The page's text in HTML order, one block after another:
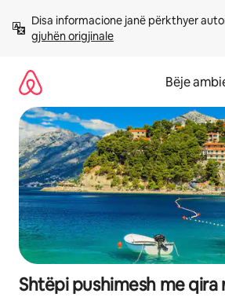
përmbajtja
Disa informacione janë përkthyer
gjuhën origjinale
Bëje
Shtëpi pushimesh me qira